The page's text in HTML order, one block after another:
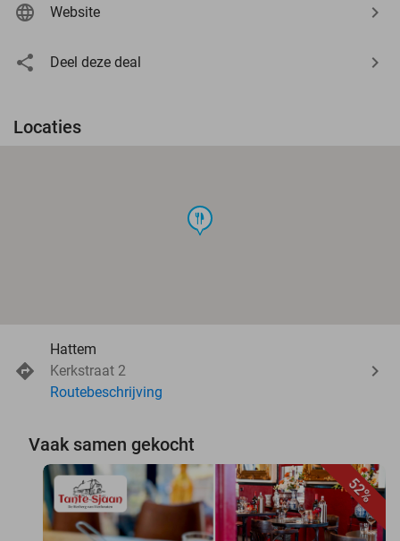
Website
Deel deze deal
Locaties
food
Hattem
Kerkstraat 2
Routebeschrijving
Vaak samen gekocht
52%